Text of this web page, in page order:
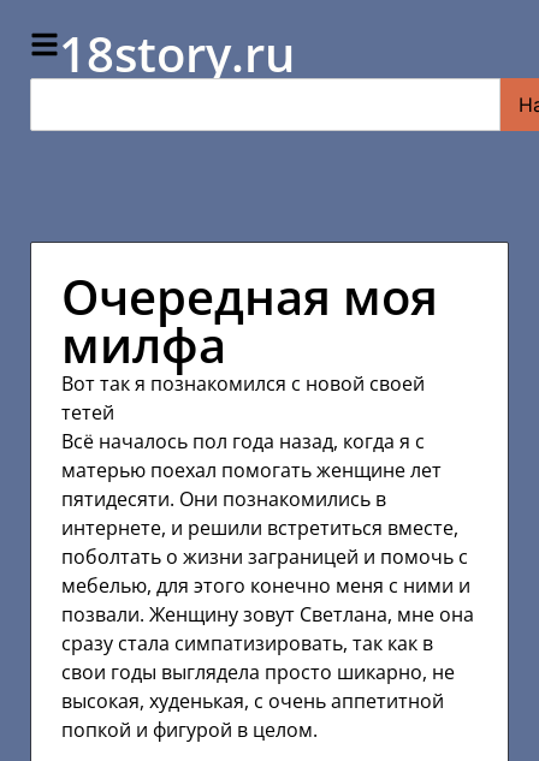
18story.ru
Очередная моя
милфа
Вот так я познакомился с новой своей
тетей
Всё началось пол года назад, когда я с
матерью поехал помогать женщине лет
пятидесяти. Они познакомились в
интернете, и решили встретиться вместе,
поболтать о жизни заграницей и помочь с
мебелью, для этого конечно меня с ними и
позвали. Женщину зовут Светлана, мне она
сразу стала симпатизировать, так как в
свои годы выглядела просто шикарно, не
высокая, худенькая, с очень аппетитной
попкой и фигурой в целом.